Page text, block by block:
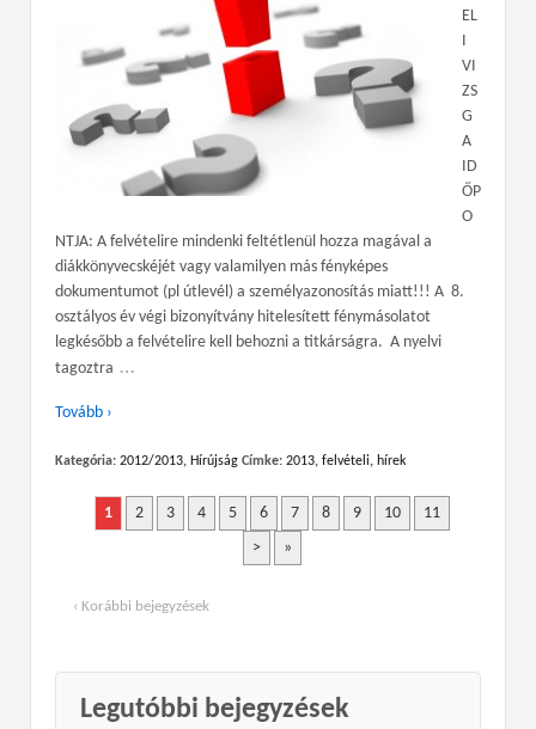
EL
I
VI
ZS
G
A
ID
ŐP
O
NTJA: A felvételire mindenki feltétlenül hozza magával a
diákkönyvecskéjét vagy valamilyen más fényképes
dokumentumot (pl útlevél) a személyazonosítás miatt!!! A 8.
osztályos év végi bizonyítvány hitelesített fénymásolatot
legkésőbb a felvételire kell behozni a titkárságra. A nyelvi
tagoztra …
Tovább ›
Kategória: 2012/2013, Hírújság Címke: 2013, felvételi, hírek
1 2 3 4 5 6 7 8 9 10
11
>
»
‹ Korábbi bejegyzések
Legutóbbi bejegyzések